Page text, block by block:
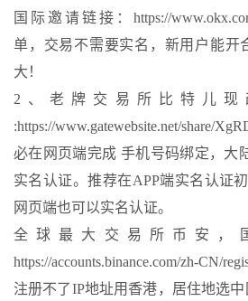
国际邀请链接：https://
单，交易不需要实名，新用户能开
大！
2、老牌交易所比特儿现
:https://www.gatewebsite.net/share/
必在网页端完成 手机号码绑定，大
实名认证。推荐在APP端实名认证
网页端也可以实名认证。
全球最大交易所币安，
https://accounts.binance.com/zh-CN/
注册不了IP地址用香港，居住地选